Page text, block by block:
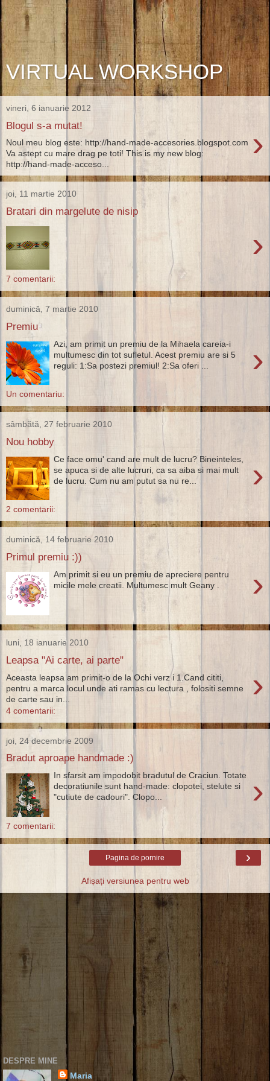
VIRTUAL WORKSHOP
vineri, 6 ianuarie 2012
Blogul s-a mutat! ›
Noul meu blog este: http://hand-made-accesories.blogspot.com
Va astept cu mare drag pe toti! This is my new blog:
http://hand-made-acceso...
joi, 11 martie 2010
Bratari din margelute de nisip
›
7 comentarii:
duminică, 7 martie 2010
Premiu
›
Azi, am primit un premiu de la Mihaela careia-i
multumesc din tot sufletul. Acest premiu are si 5
reguli: 1:Sa postezi premiul! 2:Sa oferi ...
Un comentariu:
sâmbătă, 27 februarie 2010
Nou hobby
›
Ce face omu' cand are mult de lucru? Bineinteles,
se apuca si de alte lucruri, ca sa aiba si mai mult
de lucru. Cum nu am putut sa nu re...
2 comentarii:
duminică, 14 februarie 2010
Primul premiu :))
›
Am primit si eu un premiu de apreciere pentru
micile mele creatii. Multumesc mult Geany .
luni, 18 ianuarie 2010
Leapsa "Ai carte, ai parte"
›
Aceasta leapsa am primit-o de la Ochi verz i 1.Cand cititi,
pentru a marca locul unde ati ramas cu lectura , folositi semne
de carte sau in...
4 comentarii:
joi, 24 decembrie 2009
Bradut aproape handmade :)
›
In sfarsit am impodobit bradutul de Craciun. Totate
decoratiunile sunt hand-made: clopotei, stelute si
"cutiute de cadouri". Clopo...
7 comentarii:
›
Pagina de pornire
Afișați versiunea pentru web
DESPRE MINE
Maria